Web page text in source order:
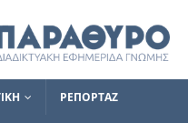
ΡΕΠΟΡΤΑΖ